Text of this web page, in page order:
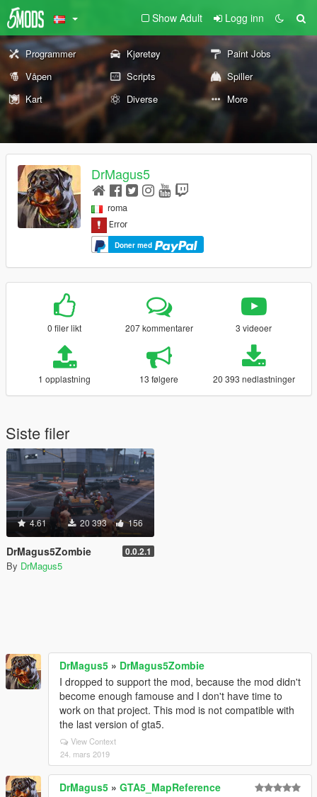
Show Adult Logg inn
Programmer Kjøretøy
Paint Jobs
Våpen
Scripts
Spiller
Kart
Diverse More
DrMagus5
roma
Doner med
0 filer likt 207 kommentarer 3 videoer
1 opplastning 13 følgere 20 393 nedlastninger
Siste filer
4.61 20 393 156
DrMagus5Zombie 0.0.2.1
By DrMagus5
DrMagus5 » DrMagus5Zombie
I dropped to support the mod, because the mod didn't
become enough famouse and I don't have time to
work on that project. This mod is not compatible with
the last version of gta5.
View Context
24. mars 2019
DrMagus5 » GTA5_MapReference